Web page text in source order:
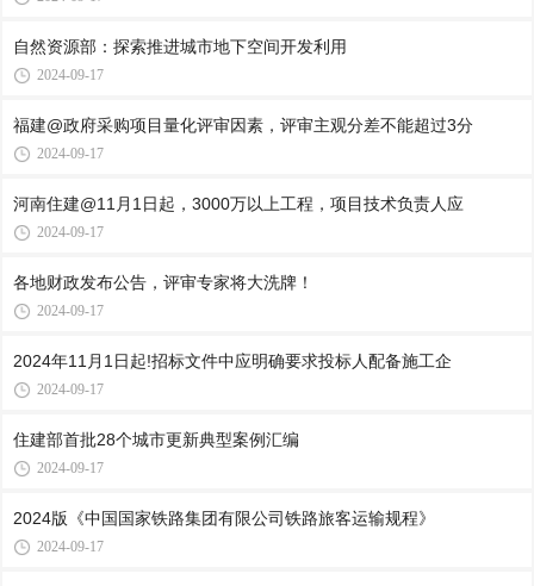
自然资源部：探索推进城市地下空间开发利用
2024-09-17
福建@政府采购项目量化评审因素，评审主观分差不能超过3分
2024-09-17
河南住建@11月1日起，3000万以上工程，项目技术负责人应
2024-09-17
各地财政发布公告，评审专家将大洗牌！
2024-09-17
2024年11月1日起!招标文件中应明确要求投标人配备施工企
2024-09-17
住建部首批28个城市更新典型案例汇编
2024-09-17
2024版《中国国家铁路集团有限公司铁路旅客运输规程》
2024-09-17